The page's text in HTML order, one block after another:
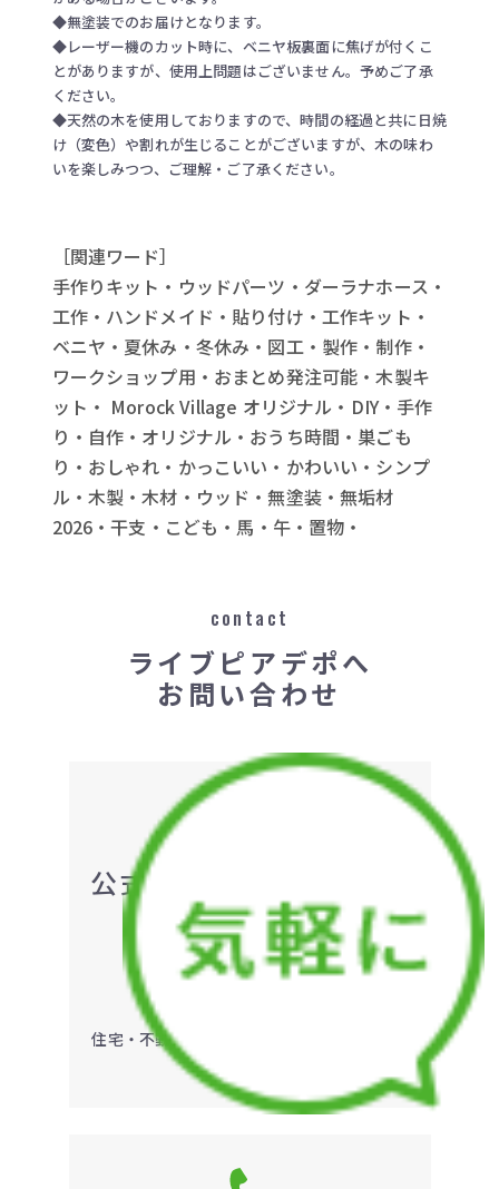
◆無塗装でのお届けとなります。
◆レーザー機のカット時に、ベニヤ板裏面に焦げが付くこ
とがありますが、使用上問題はございません。予めご了承
ください。
◆天然の木を使用しておりますので、時間の経過と共に日焼
け（変色）や割れが生じることがございますが、木の味わ
いを楽しみつつ、ご理解・ご了承ください。
［関連ワード］
手作りキット・ウッドパーツ・ダーラナホース・
工作・ハンドメイド・貼り付け・工作キット・
ベニヤ・夏休み・冬休み・図工・製作・制作・
ワークショップ用・おまとめ発注可能・木製キ
ット・ Morock Village オリジナル・DIY・手作
り・自作・オリジナル・おうち時間・巣ごも
り・おしゃれ・かっこいい・かわいい・シンプ
ル・木製・木材・ウッド・無塗装・無垢材
2026・干支・こども・馬・午・置物・
contact
ライブピアデポへ
お問い合わせ
公式LINEでお問い合わ
せ
＋友だち追加
住宅・不動産についてのお問い合わせは